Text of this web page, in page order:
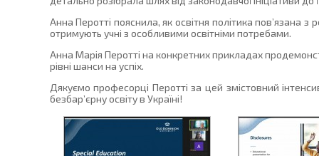
Анна Перотті пояснила, як освітня політика пов’язана
отримують учні з особливими освітніми потребами.
Анна Марія Перотті на конкретних прикладах
рівні шанси на успіх.
Дякуємо професорці Перотті за цей змістовний
безбар’єрну освіту в Україні!